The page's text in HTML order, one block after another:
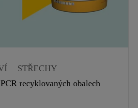
STŘECHY
recyklovaných obalech